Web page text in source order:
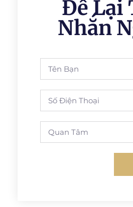
Để Lại
Nhắn